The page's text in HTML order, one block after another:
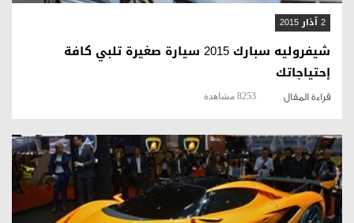
2 آذار 2015
شيفروليه سبارك 2015 سيارة صغيرة تلبي كافة
إحتياجاتك
قراءة المقال 8253 مشاهدة
قراءة المقال